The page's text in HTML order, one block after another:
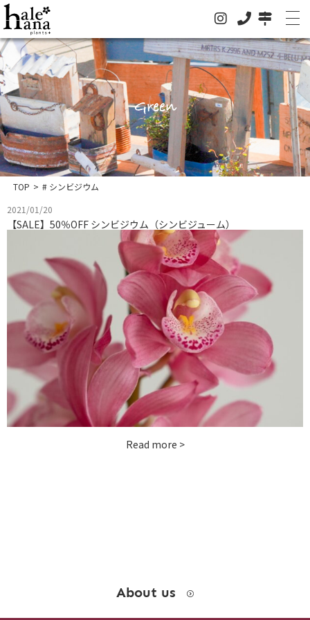
ホーム
オンラインストア
法人の方はこちらへ
お知らせ
グリーン
ドライフラワー
ハレハナについて
お問い合わせ
instagram
Green
TOP > # シンビジウム
2021/01/20
【SALE】50％OFF シンビジウム（シンビジューム）
Read more >
About us